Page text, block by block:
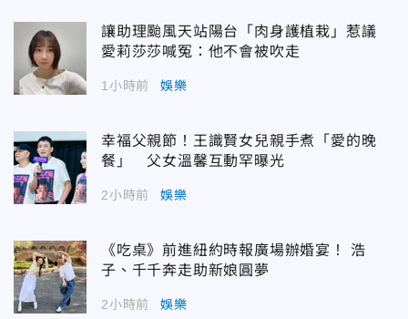
讓助理颱風天站陽台「肉身護植栽」惹議
愛莉莎莎喊冤：他不會被吹走
1小時前 娛樂
幸福父親節！王識賢女兒親手煮「愛的晚
餐」 父女溫馨互動罕曝光
2小時前 娛樂
《吃桌》前進紐約時報廣場辦婚宴！ 浩
子、千千奔走助新娘圓夢
2小時前 娛樂